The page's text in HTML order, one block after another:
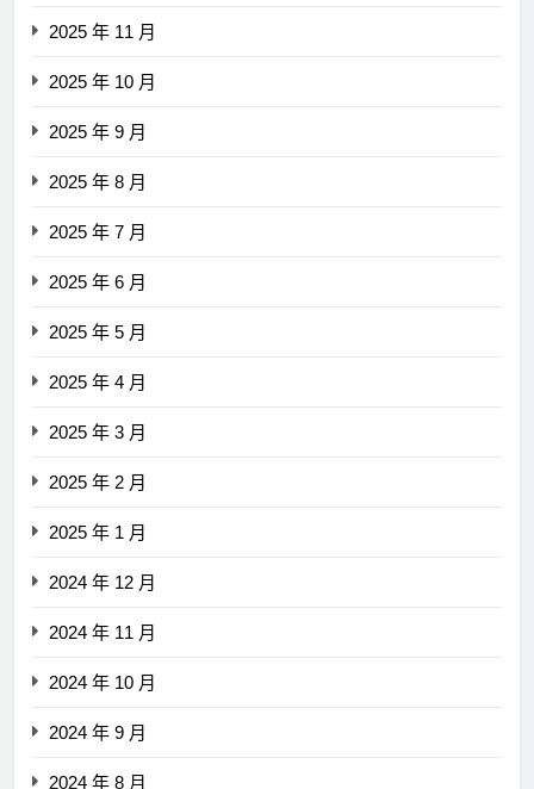
2025 年 11 月
2025 年 10 月
2025 年 9 月
2025 年 8 月
2025 年 7 月
2025 年 6 月
2025 年 5 月
2025 年 4 月
2025 年 3 月
2025 年 2 月
2025 年 1 月
2024 年 12 月
2024 年 11 月
2024 年 10 月
2024 年 9 月
2024 年 8 月